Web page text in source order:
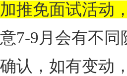
加推免面试活动，
意7-9月会有不
确认，如有变动